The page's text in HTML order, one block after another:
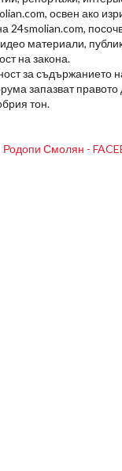
освен ако
24smolian.com,
материали,
на закона.
за съдържанието
запазват
тон.
Родопи Смолян -